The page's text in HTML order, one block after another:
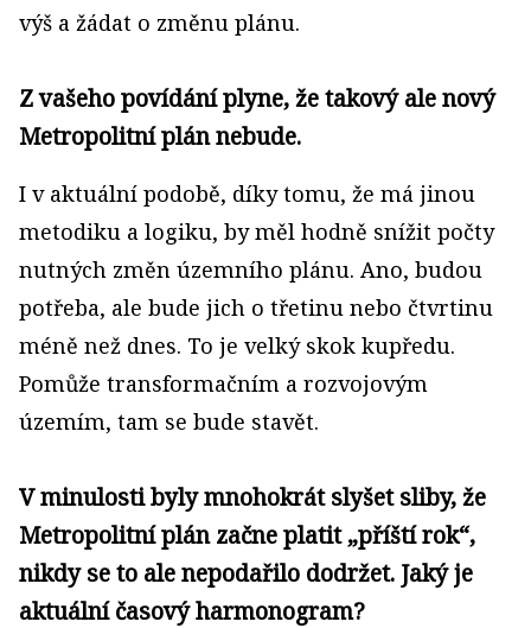
výš a žádat o změnu plánu.
Z vašeho povídání plyne, že takový ale nový
Metropolitní plán nebude.
I v aktuální podobě, díky tomu, že má jinou
metodiku a logiku, by měl hodně snížit počty
nutných změn územního plánu. Ano, budou
potřeba, ale bude jich o třetinu nebo čtvrtinu
méně než dnes. To je velký skok kupředu.
Pomůže transformačním a rozvojovým
územím, tam se bude stavět.
V minulosti byly mnohokrát slyšet sliby, že
Metropolitní plán začne platit „příští rok“,
nikdy se to ale nepodařilo dodržet. Jaký je
aktuální časový harmonogram?